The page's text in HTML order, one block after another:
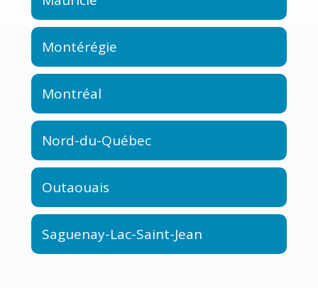
Montérégie
Montréal
Nord-du-Québec
Outaouais
Saguenay-Lac-Saint-Jean